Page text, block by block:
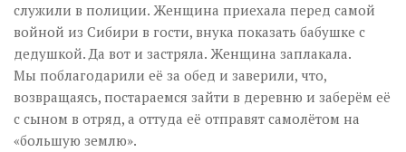
служили в полиции. Женщина приехала перед самой
войной из Сибири в гости, внука показать бабушке с
дедушкой. Да вот и застряла. Женщина заплакала.
Мы поблагодарили её за обед и заверили, что,
возвращаясь, постараемся зайти в деревню и заберём её
с сыном в отряд, а оттуда её отправят самолётом на
«большую землю».